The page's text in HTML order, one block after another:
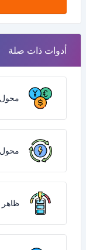
أدوات ذات صلة
محول
محول
ظاهر